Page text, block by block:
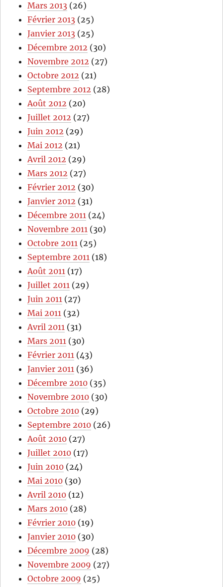
Mars 2013 (26)
Février 2013 (25)
Janvier 2013 (25)
Décembre 2012 (30)
Novembre 2012 (27)
Octobre 2012 (21)
Septembre 2012 (28)
Août 2012 (20)
Juillet 2012 (27)
Juin 2012 (29)
Mai 2012 (21)
Avril 2012 (29)
Mars 2012 (27)
Février 2012 (30)
Janvier 2012 (31)
Décembre 2011 (24)
Novembre 2011 (30)
Octobre 2011 (25)
Septembre 2011 (18)
Août 2011 (17)
Juillet 2011 (29)
Juin 2011 (27)
Mai 2011 (32)
Avril 2011 (31)
Mars 2011 (30)
Février 2011 (43)
Janvier 2011 (36)
Décembre 2010 (35)
Novembre 2010 (30)
Octobre 2010 (29)
Septembre 2010 (26)
Août 2010 (27)
Juillet 2010 (17)
Juin 2010 (24)
Mai 2010 (30)
Avril 2010 (12)
Mars 2010 (28)
Février 2010 (19)
Janvier 2010 (30)
Décembre 2009 (28)
Novembre 2009 (27)
Octobre 2009 (25)